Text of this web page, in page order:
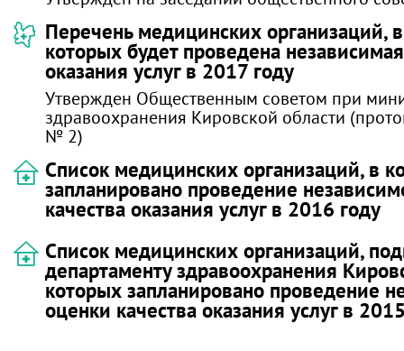
Перечень медицинских организаций,
которых будет проведена
оказания услуг в 2017 году
Утвержден Общественным советом при
здравоохранения Кировской области
№ 2)
Список медицинских организаций, в
запланировано проведение
качества оказания услуг в 2016 году
Список медицинских организаций,
департаменту здравоохранения
которых запланировано проведение
оценки качества оказания услуг в